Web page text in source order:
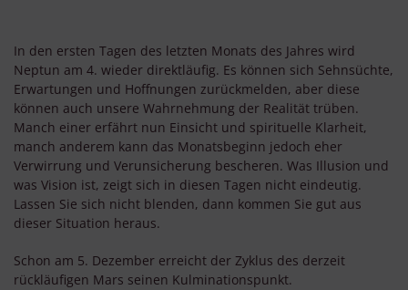
In den ersten Tagen des letzten Monats des Jahres wird
Neptun am 4. wieder direktläufig. Es können sich Sehnsüchte,
Erwartungen und Hoffnungen zurückmelden, aber diese
können auch unsere Wahrnehmung der Realität trüben.
Manch einer erfährt nun Einsicht und spirituelle Klarheit,
manch anderem kann das Monatsbeginn jedoch eher
Verwirrung und Verunsicherung bescheren. Was Illusion und
was Vision ist, zeigt sich in diesen Tagen nicht eindeutig.
Lassen Sie sich nicht blenden, dann kommen Sie gut aus
dieser Situation heraus.
Schon am 5. Dezember erreicht der Zyklus des derzeit
rückläufigen Mars seinen Kulminationspunkt.